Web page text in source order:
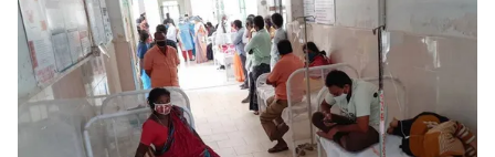
Khán giả
Giải sao mai
Sao
Du lịch
Làm đẹp
Chất lượng cuộc sống
Giáo dục
Tuyển sinh
Học trực tuyến
Công nghệ
Hitech Công nghệ tương lai